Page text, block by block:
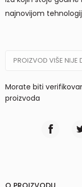
najnovijom
PROIZVOD VIŠE NIJE
Morate biti
proizvoda